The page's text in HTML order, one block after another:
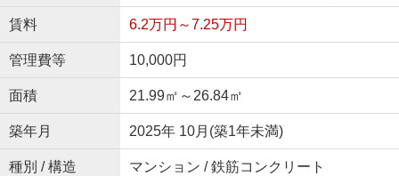
賃料 6.2万円～7.25万円
管理費等 10,000円
面積 21.99㎡～26.84㎡
築年月 2025年 10月(築1年未満)
種別 / 構造 マンション / 鉄筋コンクリート